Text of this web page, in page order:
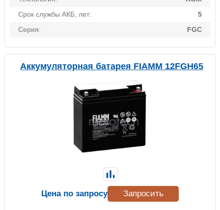
Срок службы АКБ, лет:
5
Серия:
FGC
Аккумуляторная батарея FIAMM 12FGH65
Цена по запросу Запросить